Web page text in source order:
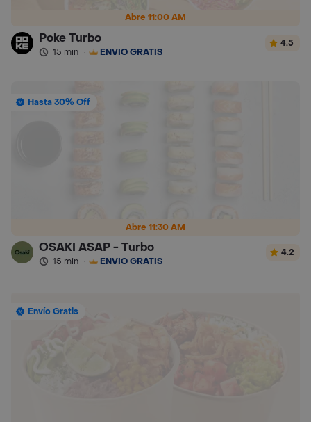
Abre 11:00 AM
Poke Turbo
15 min · ENVÍO GRATIS
4.5
Abre 11:30 AM
Hasta 30% Off
OSAKI ASAP - Turbo
15 min · ENVÍO GRATIS
4.2
Envío Gratis